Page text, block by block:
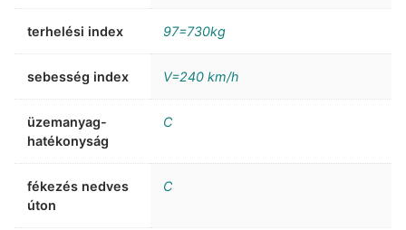
terhelési index 97=730kg
sebesség index V=240 km/h
üzemanyag-
hatékonyság
C
fékezés nedves
úton
C